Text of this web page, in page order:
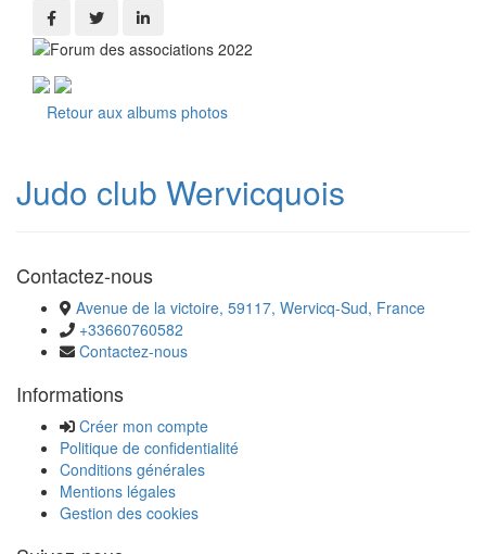
Retour aux albums photos
Judo club Wervicquois
Contactez-nous
Avenue de la victoire, 59117, Wervicq-Sud, France
+33660760582
Contactez-nous
Informations
Créer mon compte
Politique de confidentialité
Conditions générales
Mentions légales
Gestion des cookies